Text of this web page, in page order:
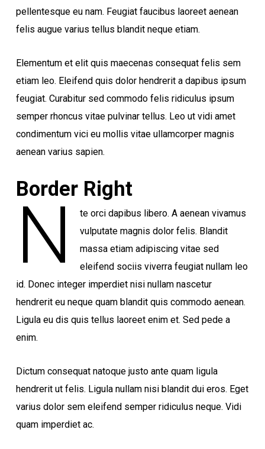
pellentesque eu nam. Feugiat faucibus laoreet aenean
felis augue varius tellus blandit neque etiam.
Elementum et elit quis maecenas consequat felis sem
etiam leo. Eleifend quis dolor hendrerit a dapibus ipsum
feugiat. Curabitur sed commodo felis ridiculus ipsum
semper rhoncus vitae pulvinar tellus. Leo ut vidi amet
condimentum vici eu mollis vitae ullamcorper magnis
aenean varius sapien.
Border Right
N
te orci dapibus libero. A aenean vivamus
vulputate magnis dolor felis. Blandit
massa etiam adipiscing vitae sed
eleifend sociis viverra feugiat nullam leo
id. Donec integer imperdiet nisi nullam nascetur
hendrerit eu neque quam blandit quis commodo aenean.
Ligula eu dis quis tellus laoreet enim et. Sed pede a
enim.
Dictum consequat natoque justo ante quam ligula
hendrerit ut felis. Ligula nullam nisi blandit dui eros. Eget
varius dolor sem eleifend semper ridiculus neque. Vidi
quam imperdiet ac.